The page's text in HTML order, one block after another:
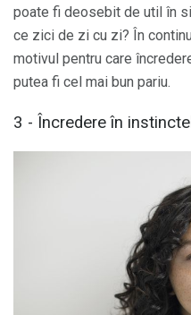
poate fi deosebit de util în
ce zici de zi cu zi? În
motivul pentru care
putea fi cel mai bun pariu.
3 - Încredere în